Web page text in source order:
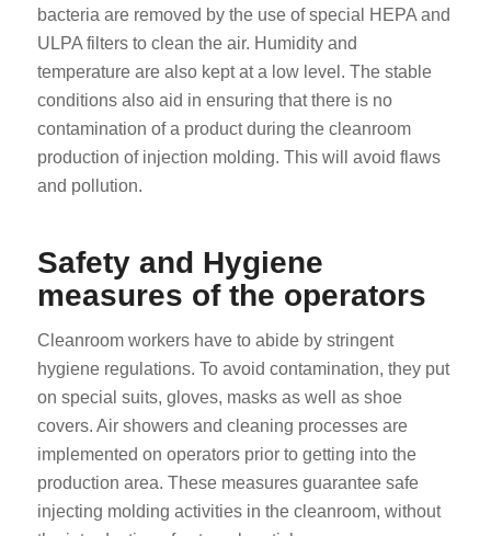
bacteria are removed by the use of special HEPA and
ULPA filters to clean the air. Humidity and
temperature are also kept at a low level. The stable
conditions also aid in ensuring that there is no
contamination of a product during the cleanroom
production of injection molding. This will avoid flaws
and pollution.
Safety and Hygiene
measures of the operators
Cleanroom workers have to abide by stringent
hygiene regulations. To avoid contamination, they put
on special suits, gloves, masks as well as shoe
covers. Air showers and cleaning processes are
implemented on operators prior to getting into the
production area. These measures guarantee safe
injecting molding activities in the cleanroom, without